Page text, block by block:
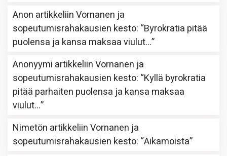
Anon artikkeliinVornanen ja
sopeutumisrahakausien kesto: “Byrokratia pitää
puolensa ja kansa maksaa viulut…”
Anonyymi artikkeliinVornanen ja
sopeutumisrahakausien kesto: “Kyllä byrokratia
pitää parhaiten puolensa ja kansa maksaa
viulut…”
Nimetön artikkeliinVornanen ja
sopeutumisrahakausien kesto: “Aikamoista”